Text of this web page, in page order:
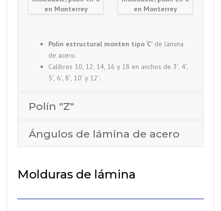
Polín estructural monten tipo ‘C’ de lámina
de acero.
Calibres 10, 12, 14, 16 y 18 en anchos de 3′, 4′,
5′, 6′, 8′, 10′ y 12′.
Polín "Z"
Ángulos de lámina de acero
Molduras de lámina